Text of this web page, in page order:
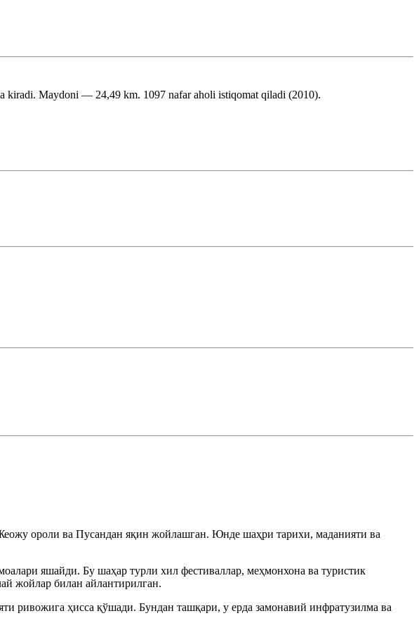
kiradi. Maydoni — 24,49 km. 1097 nafar aholi istiqomat qiladi (2010).
ороли ва Пусандан яқин жойлашган. Юнде шаҳри тарихи, маданияти ва
яшайди. Бу шаҳар турли хил фестиваллар, меҳмонхона ва туристик
жойлар билан айлантирилган.
ривожига ҳисса қўшади. Бундан ташқари, у ерда замонавий инфратузилма ва